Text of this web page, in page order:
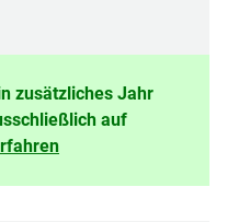
zusätzliches Jahr
auf